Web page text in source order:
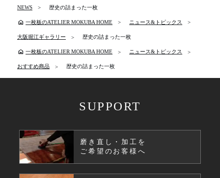
NEWS 歴史の詰まった一枚
home 一枚板のATELIER MOKUBA HOME ニュース&トピックス
大阪堀江ギャラリー 歴史の詰まった一枚
home 一枚板のATELIER MOKUBA HOME ニュース&トピックス
おすすめ商品 歴史の詰まった一枚
SUPPORT
磨き直し・加工を
ご希望のお客様へ